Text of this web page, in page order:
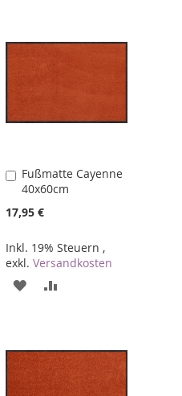
Fußmatte Cayenne
40x60cm
17,95 €
Inkl. 19% Steuern ,
exkl.Versandkosten
In
den
Warenkorb
ZUR